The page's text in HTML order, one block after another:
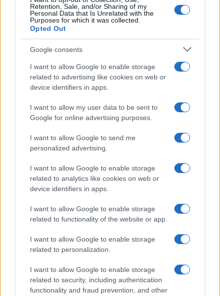
Retention, Sale, and/or Sharing of my
Personal Data that Is Unrelated with the
Purposes for which it was collected.
Opted Out
Google consents
I want to allow Google to enable storage
related to advertising like cookies on web or
device identifiers in apps.
I want to allow my user data to be sent to
Google for online advertising purposes.
I want to allow Google to send me
personalized advertising.
I want to allow Google to enable storage
related to analytics like cookies on web or
device identifiers in apps.
I want to allow Google to enable storage
related to functionality of the website or app.
I want to allow Google to enable storage
related to personalization.
I want to allow Google to enable storage
related to security, including authentication
functionality and fraud prevention, and other
LIFESTYLE
Look da ufficio estate 2026: consigli per un
Cristian Castiglioni · 7 Ago 2026
LIFESTYLE